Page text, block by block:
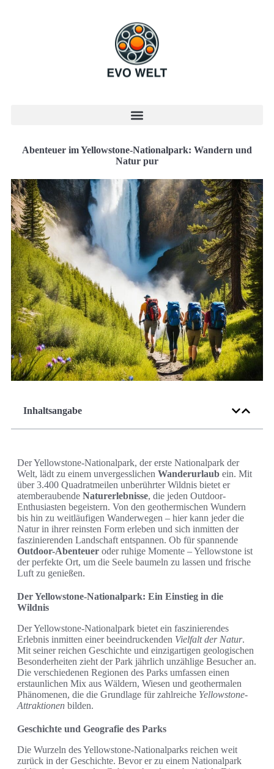
Abenteuer im Yellowstone-Nationalpark: Wandern und
Natur pur
Inhaltsangabe
Der Yellowstone-Nationalpark, der erste Nationalpark der
Welt, lädt zu einem unvergesslichen Wanderurlaub ein. Mit
über 3.400 Quadratmeilen unberührter Wildnis bietet er
atemberaubende Naturerlebnisse, die jeden Outdoor-
Enthusiasten begeistern. Von den geothermischen Wundern
bis hin zu weitläufigen Wanderwegen – hier kann jeder die
Natur in ihrer reinsten Form erleben und sich inmitten der
faszinierenden Landschaft entspannen. Ob für spannende
Outdoor-Abenteuer oder ruhige Momente – Yellowstone ist
der perfekte Ort, um die Seele baumeln zu lassen und frische
Luft zu genießen.
Der Yellowstone-Nationalpark: Ein Einstieg in die
Wildnis
Der Yellowstone-Nationalpark bietet ein faszinierendes
Erlebnis inmitten einer beeindruckenden Vielfalt der Natur.
Mit seiner reichen Geschichte und einzigartigen geologischen
Besonderheiten zieht der Park jährlich unzählige Besucher an.
Die verschiedenen Regionen des Parks umfassen einen
erstaunlichen Mix aus Wäldern, Wiesen und geothermalen
Phänomenen, die die Grundlage für zahlreiche Yellowstone-
Attraktionen bilden.
Geschichte und Geografie des Parks
Die Wurzeln des Yellowstone-Nationalparks reichen weit
zurück in der Geschichte. Bevor er zu einem Nationalpark